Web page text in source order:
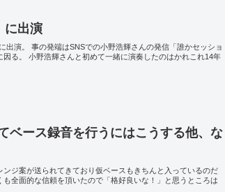
に出演
演。 事の発端はSNSでの小野浩輝さんの発信「誰かセッショ
る。 小野浩輝さんと初めて一緒に演奏したのはかれこれ14年
ベース録音を行うにはこうする他、な
ジ案が送られてきており仮ベースもきちんと入っているのだ
全面的な信頼を頂いたので「格好良いな！」と思うところは